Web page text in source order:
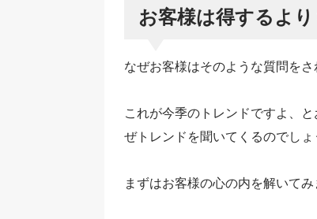
お客様は得するよ
なぜお客様はそのような質問を
これが今季のトレンドですよ、
ぜトレンドを聞いてくるのでしょ
まずはお客様の心の内を解いてみ